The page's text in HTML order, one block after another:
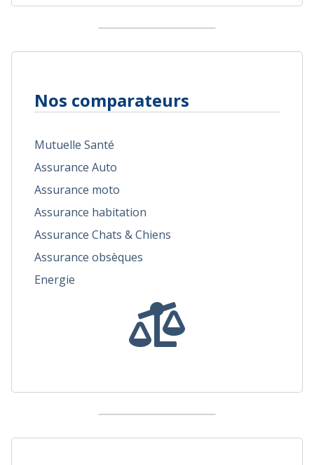
Nos comparateurs
Mutuelle Santé
Assurance Auto
Assurance moto
Assurance habitation
Assurance Chats & Chiens
Assurance obsèques
Energie